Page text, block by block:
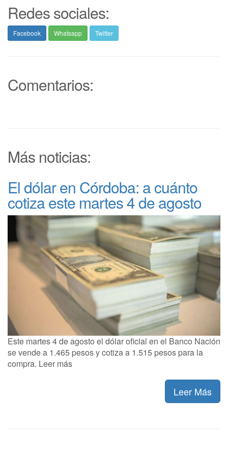
Redes sociales:
Facebook Whatsapp Twitter
Comentarios:
Más noticias:
El dólar en Córdoba: a cuánto
cotiza este martes 4 de agosto
Este martes 4 de agosto el dólar oficial en el Banco Nación
se vende a 1.465 pesos y cotiza a 1.515 pesos para la
compra. Leer más
Leer Más